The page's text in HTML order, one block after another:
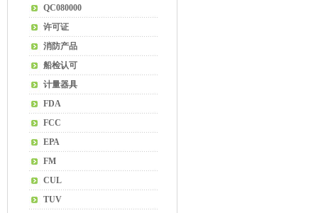
QC080000
许可证
消防产品
船检认可
计量器具
FDA
FCC
EPA
FM
CUL
TUV